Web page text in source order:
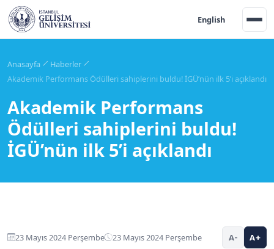
English
Anasayfa
Haberler
Akademik Performans Ödülleri sahiplerini buldu! İGÜ’nün ilk 5’i açıklandı
Akademik Performans
Ödülleri sahiplerini buldu!
İGÜ’nün ilk 5’i açıklandı
23 Mayıs 2024 Perşembe 23 Mayıs 2024 Perşembe A- A+